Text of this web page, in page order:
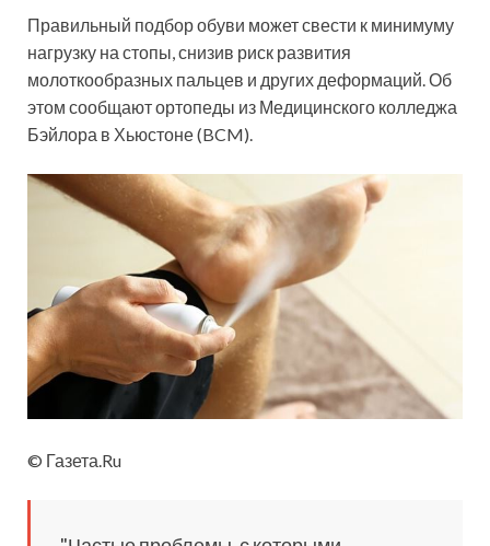
Правильный подбор обуви может свести к минимуму
нагрузку на стопы, снизив риск развития
молоткообразных пальцев и других деформаций. Об
этом сообщают ортопеды из Медицинского колледжа
Бэйлора в Хьюстоне (BCM).
© Газета.Ru